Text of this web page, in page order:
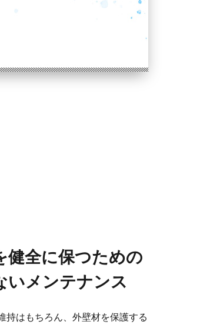
健全に保つための
いメンテナンス
持はもちろん、外壁材を保護する